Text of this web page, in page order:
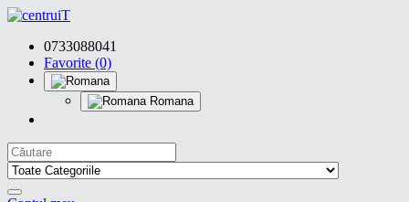
0733088041
Favorite (0)
Romana